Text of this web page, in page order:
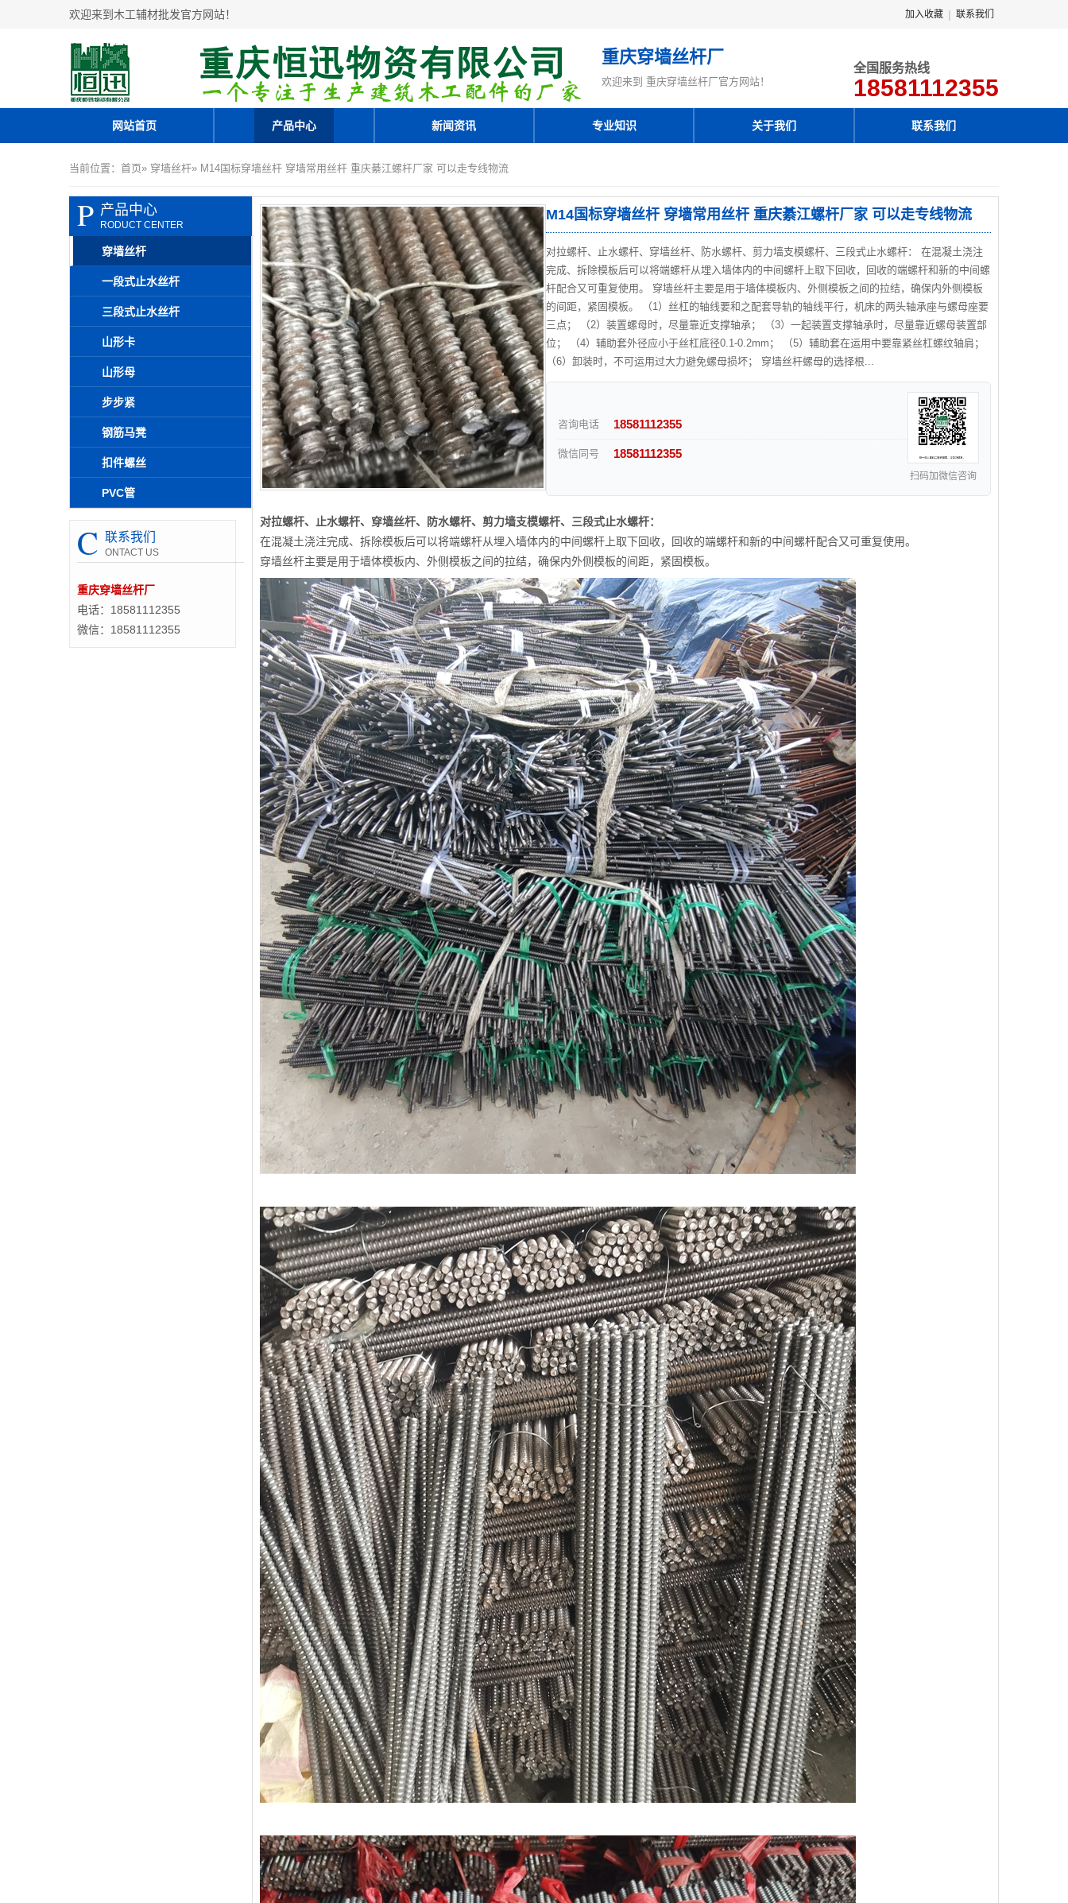
欢迎来到木工辅材批发官方网站！ 加入收藏 | 联系我们
重庆穿墙丝杆厂
欢迎来到 重庆穿墙丝杆厂官方网站！
全国服务热线
18581112355
网站首页 产品中心 新闻资讯 专业知识 关于我们 联系我们
当前位置： 首页» 穿墙丝杆» M14国标穿墙丝杆 穿墙常用丝杆 重庆綦江螺杆厂家 可以走专线物流
P 产品中心
RODUCT CENTER
穿墙丝杆
一段式止水丝杆
三段式止水丝杆
山形卡
山形母
步步紧
钢筋马凳
扣件螺丝
PVC管
C 联系我们
ONTACT US
重庆穿墙丝杆厂
电话：18581112355
微信：18581112355
M14国标穿墙丝杆 穿墙常用丝杆 重庆綦江螺杆厂家 可以走专线物流
对拉螺杆、止水螺杆、穿墙丝杆、防水螺杆、剪力墙支模螺杆、三段式止水螺杆： 在混凝土浇注
完成、拆除模板后可以将端螺杆从埋入墙体内的中间螺杆上取下回收，回收的端螺杆和新的中间螺
杆配合又可重复使用。 穿墙丝杆主要是用于墙体模板内、外侧模板之间的拉结，确保内外侧模板
的间距，紧固模板。 （1）丝杠的轴线要和之配套导轨的轴线平行，机床的两头轴承座与螺母座要
三点； （2）装置螺母时，尽量靠近支撑轴承； （3）一起装置支撑轴承时，尽量靠近螺母装置部
位； （4）辅助套外径应小于丝杠底径0.1-0.2mm； （5）辅助套在运用中要靠紧丝杠螺纹轴肩；
（6）卸装时，不可运用过大力避免螺母损坏； 穿墙丝杆螺母的选择根...
咨询电话 18581112355
微信同号 18581112355
扫码加微信咨询
对拉螺杆、止水螺杆、穿墙丝杆、防水螺杆、剪力墙支模螺杆、三段式止水螺杆：
在混凝土浇注完成、拆除模板后可以将端螺杆从埋入墙体内的中间螺杆上取下回收，回收的端螺杆和新的中间螺杆配合又可重复使用。
穿墙丝杆主要是用于墙体模板内、外侧模板之间的拉结，确保内外侧模板的间距，紧固模板。